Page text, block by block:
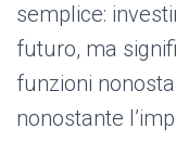
semplice:
futuro, ma
funzioni
nonostante